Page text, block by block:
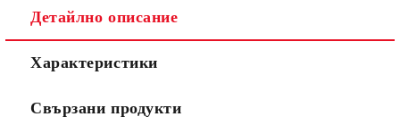
Съгласен съм сПолитиката за лични данни
Ние ще се свържем с вас в рамките на работния ден.
Детайлно описание
Характеристики
Свързани продукти